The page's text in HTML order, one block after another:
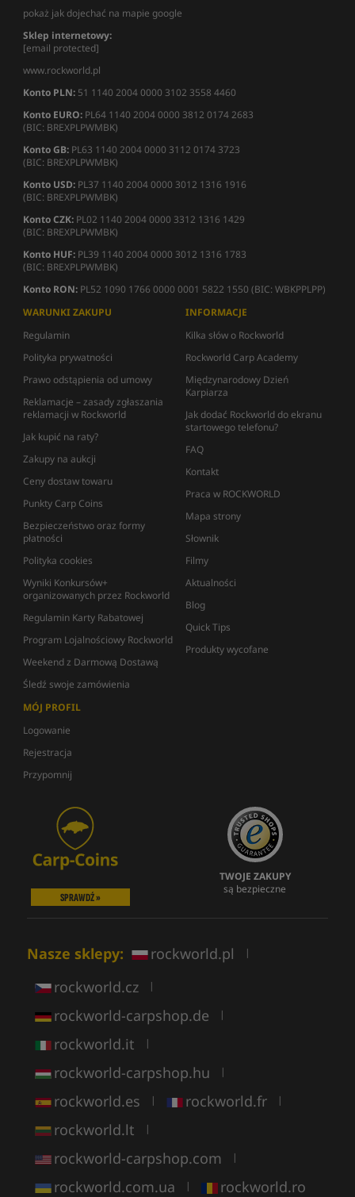
pokaż jak dojechać na mapie google
Sklep internetowy:
[email protected]
www.rockworld.pl
Konto PLN: 51 1140 2004 0000 3102 3558 4460
Konto EURO: PL64 1140 2004 0000 3812 0174 2683
(BIC: BREXPLPWMBK)
Konto GB: PL63 1140 2004 0000 3112 0174 3723
(BIC: BREXPLPWMBK)
Konto USD: PL37 1140 2004 0000 3012 1316 1916
(BIC: BREXPLPWMBK)
Konto CZK: PL02 1140 2004 0000 3312 1316 1429
(BIC: BREXPLPWMBK)
Konto HUF: PL39 1140 2004 0000 3012 1316 1783
(BIC: BREXPLPWMBK)
Konto RON: PL52 1090 1766 0000 0001 5822 1550 (BIC: WBKPPLPP)
WARUNKI ZAKUPU
Regulamin
Polityka prywatności
Prawo odstąpienia od umowy
Reklamacje – zasady zgłaszania
reklamacji w Rockworld
Jak kupić na raty?
Zakupy na aukcji
Ceny dostaw towaru
Punkty Carp Coins
Bezpieczeństwo oraz formy
płatności
Polityka cookies
Wyniki Konkursów+
organizowanych przez Rockworld
Regulamin Karty Rabatowej
Program Lojalnościowy Rockworld
Weekend z Darmową Dostawą
Śledź swoje zamówienia
INFORMACJE
Kilka słów o Rockworld
Rockworld Carp Academy
Międzynarodowy Dzień
Karpiarza
Jak dodać Rockworld do ekranu
startowego telefonu?
FAQ
Kontakt
Praca w ROCKWORLD
Mapa strony
Słownik
Filmy
Aktualności
Blog
Quick Tips
Produkty wycofane
MÓJ PROFIL
Logowanie
Rejestracja
Przypomnij
SPRAWDŹ »
TWOJE ZAKUPY
są bezpieczne
Nasze sklepy: rockworld.pl |
rockworld.cz |
rockworld-carpshop.de |
rockworld.it |
rockworld-carpshop.hu |
rockworld.es | rockworld.fr |
rockworld.lt |
rockworld-carpshop.com |
rockworld.com.ua | rockworld.ro